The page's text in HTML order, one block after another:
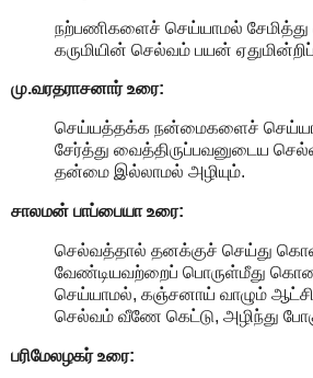
நற்பணிகளைச் செய்யாமல்
கருமியின் செல்வம் பயன் ஏதுமின்றிப்
மு.வரதராசனார்உரை:
செய்யத்தக்க நன்மைகளைச்
சேர்த்து வைத்திருப்பவனுடைய
தன்மை இல்லாமல் அழியும்.
சாலமன் பாப்பையா உரை:
செல்வத்தால் தனக்குச் செய்து
வேண்டியவற்றைப் பொருள்மீது
செய்யாமல், கஞ்சனாய் வாழும்
செல்வம் வீணே கெட்டு, அழிந்து
பரிமேலழகர் உரை: